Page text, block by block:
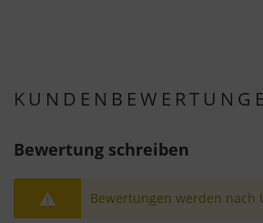
Bewertung schreiben
Bewertungen werden